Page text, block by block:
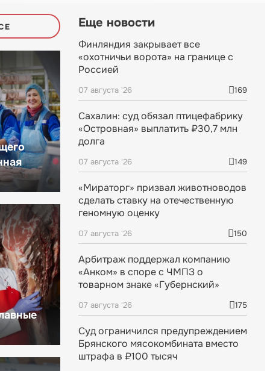
Еще новости
Финляндия закрывает все
«охотничьи ворота» на границе с
Россией
07 августа '26 169
Сахалин: суд обязал птицефабрику
«Островная» выплатить ₽30,7 млн
долга
07 августа '26 149
«Мираторг» призвал животноводов
сделать ставку на отечественную
геномную оценку
07 августа '26 150
Арбитраж поддержал компанию
«Анком» в споре с ЧМПЗ о
товарном знаке «Губернский»
07 августа '26 175
Суд ограничился предупреждением
Брянского мясокомбината вместо
штрафа в ₽100 тысяч